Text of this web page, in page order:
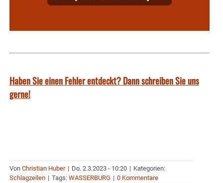
Haben Sie einen Fehler entdeckt? Dann schreiben Sie uns
gerne!
Von Christian Huber | Do. 2.3.2023 - 10:20 | Kategorien:
Schlagzeilen | Tags: WASSERBURG | 0 Kommentare